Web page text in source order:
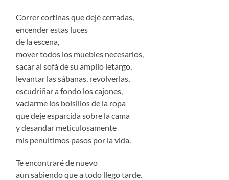
Correr cortinas que dejé cerradas,
encender estas luces
de la escena,
mover todos los muebles necesarios,
sacar al sofá de su amplio letargo,
levantar las sábanas, revolverlas,
escudriñar a fondo los cajones,
vaciarme los bolsillos de la ropa
que deje esparcida sobre la cama
y desandar meticulosamente
mis penúltimos pasos por la vida.
Te encontraré de nuevo
aun sabiendo que a todo llego tarde.